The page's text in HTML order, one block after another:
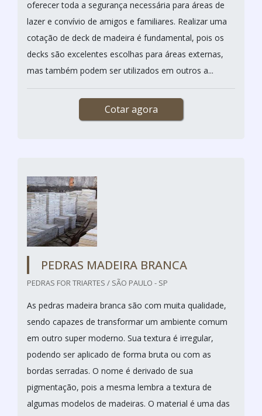
oferecer toda a segurança necessária para áreas de
lazer e convívio de amigos e familiares. Realizar uma
cotação de deck de madeira é fundamental, pois os
decks são excelentes escolhas para áreas externas,
mas também podem ser utilizados em outros a...
Cotar agora
PEDRAS MADEIRA BRANCA
PEDRAS FOR TRIARTES / SÃO PAULO - SP
As pedras madeira branca são com muita qualidade,
sendo capazes de transformar um ambiente comum
em outro super moderno. Sua textura é irregular,
podendo ser aplicado de forma bruta ou com as
bordas serradas. O nome é derivado de sua
pigmentação, pois a mesma lembra a textura de
algumas modelos de madeiras. O material é uma das